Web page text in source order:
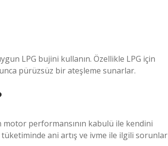
LPG bujini kullanın. Özellikle LPG için
pürüzsüz bir ateşleme sunarlar.
performansının kabulü ile kendini
ani artış ve ivme ile ilgili sorunlar